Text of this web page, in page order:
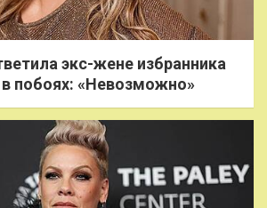
экс-жене избранника
в побоях: «Невозможно»